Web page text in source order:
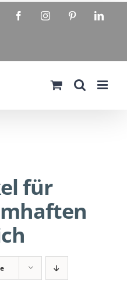
FacebookInstagramPinterest
für